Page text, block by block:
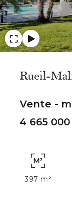
Rueil-
Vente -
4 665
397 m²